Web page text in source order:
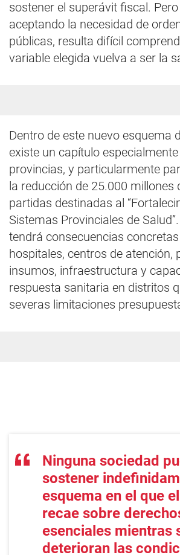
sostener el superávit fiscal.
aceptando la necesidad de
públicas, resulta difícil
variable elegida vuelva a ser la
Dentro de este nuevo esquema
existe un capítulo
provincias, y particularmente
la reducción de 25.000 millones
partidas destinadas al
Sistemas Provinciales de
tendrá consecuencias
hospitales, centros de atención,
insumos, infraestructura y
respuesta sanitaria en distritos
severas limitaciones
Ninguna sociedad
sostener
esquema en el que
recae sobre
esenciales mientras
deterioran las